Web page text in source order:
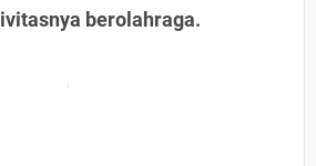
berolahraga.